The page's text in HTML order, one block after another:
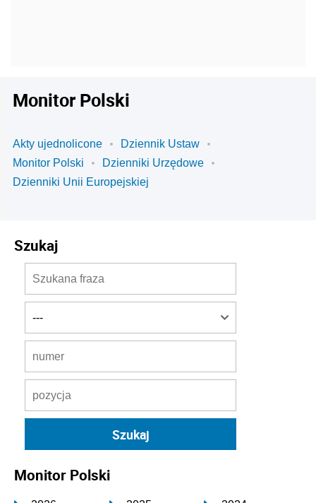
Monitor Polski
Akty ujednolicone
Dziennik Ustaw
Monitor Polski
Dzienniki Urzędowe
Dzienniki Unii Europejskiej
Szukaj
Monitor Polski